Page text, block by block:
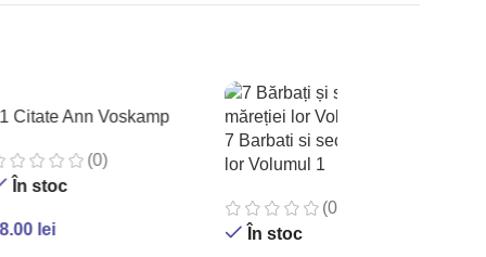
Citate Ann Voskamp
(0)
În stoc
lei
7 Barbati si secretul maretiei
lor Volumul 1
(0)
În stoc